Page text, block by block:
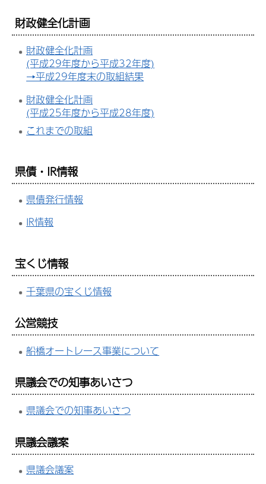
財政健全化計画
財政健全化計画
(平成29年度から平成32年度)
→平成29年度末の取組結果
財政健全化計画
(平成25年度から平成28年度)
これまでの取組
県債・IR情報
県債発行情報
IR情報
宝くじ情報
千葉県の宝くじ情報
公営競技
船橋オートレース事業について
県議会での知事あいさつ
県議会での知事あいさつ
県議会議案
県議会議案